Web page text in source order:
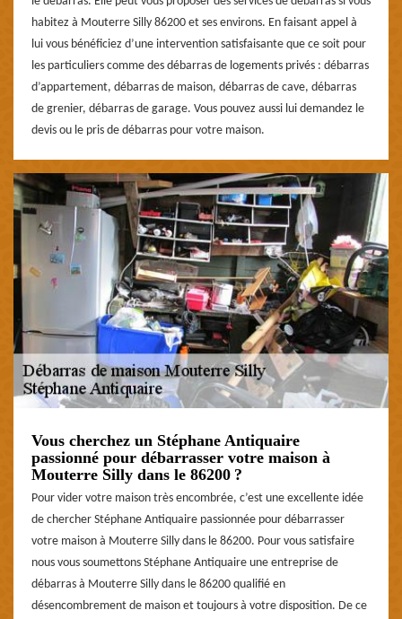
habitez à Mouterre Silly 86200 et ses environs. En faisant appel à
lui vous bénéficiez d’une intervention satisfaisante que ce soit pour
les particuliers comme des débarras de logements privés : débarras
d’appartement, débarras de maison, débarras de cave, débarras
de grenier, débarras de garage. Vous pouvez aussi lui demandez le
devis ou le pris de débarras pour votre maison.
Vous cherchez un Stéphane Antiquaire
passionné pour débarrasser votre maison à
Mouterre Silly dans le 86200 ?
Pour vider votre maison très encombrée, c’est une excellente idée
de chercher Stéphane Antiquaire passionnée pour débarrasser
votre maison à Mouterre Silly dans le 86200. Pour vous satisfaire
nous vous soumettons Stéphane Antiquaire une entreprise de
débarras à Mouterre Silly dans le 86200 qualifié en
désencombrement de maison et toujours à votre disposition. De ce